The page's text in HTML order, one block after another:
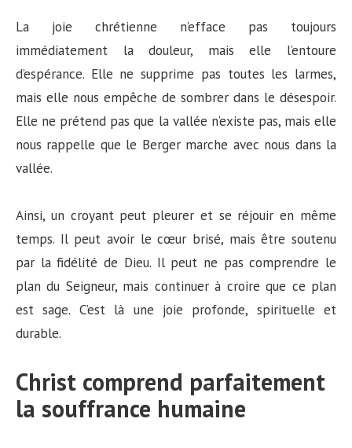
La joie chrétienne n’efface pas toujours
immédiatement la douleur, mais elle l’entoure
d’espérance. Elle ne supprime pas toutes les larmes,
mais elle nous empêche de sombrer dans le désespoir.
Elle ne prétend pas que la vallée n’existe pas, mais elle
nous rappelle que le Berger marche avec nous dans la
vallée.
Ainsi, un croyant peut pleurer et se réjouir en même
temps. Il peut avoir le cœur brisé, mais être soutenu
par la fidélité de Dieu. Il peut ne pas comprendre le
plan du Seigneur, mais continuer à croire que ce plan
est sage. C’est là une joie profonde, spirituelle et
durable.
Christ comprend parfaitement
la souffrance humaine